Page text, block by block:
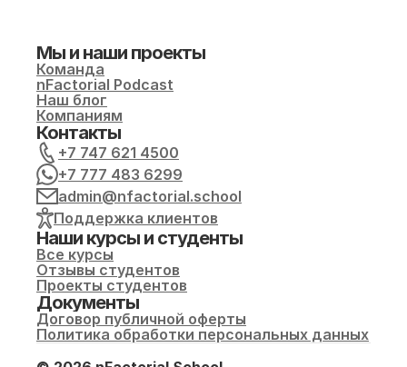
Мы и наши проекты
Команда
nFactorial Podcast
Наш блог
Компаниям
Контакты
+7 747 621 4500
+7 777 483 6299
admin@nfactorial.school
Поддержка клиентов
Наши курсы и студенты
Все курсы
Отзывы студентов
Проекты студентов
Документы
Договор публичной оферты
Политика обработки персональных данных